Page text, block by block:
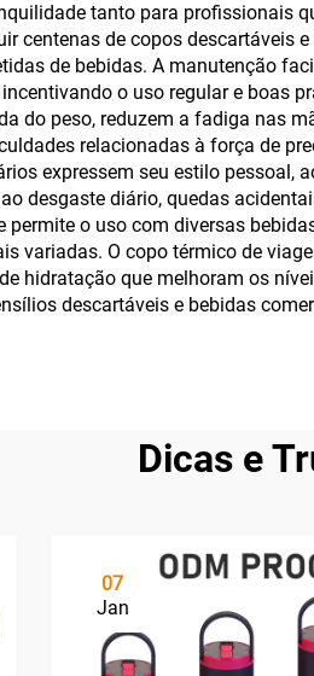
tanto para profissionais
centenas de copos descartáveis
de bebidas. A manutenção
o uso regular e boas
do peso, reduzem a fadiga nas
relacionadas à força de
expressem seu estilo
desgaste diário, quedas
o uso com diversas
variadas. O copo térmico de
hidratação que melhoram os
descartáveis e bebidas
Dicas e
07
Jan